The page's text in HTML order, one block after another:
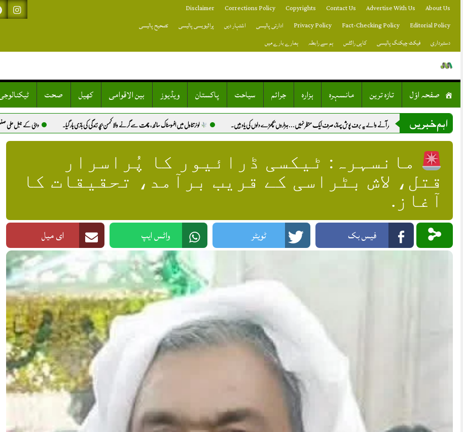
to
About Us
Advertise With Us
Contact Us
Copyrights
Corrections Policy
Disclaimer
Editorial Policy
Fact-Checking Policy
Privacy Policy ادارتی پالیسی اشتہار دیں پرائیویسی پالیسی
تصحیح پالیسی
دستبرداری
فیکٹ چیکنگ پالیسی کاپی رائٹس ہم سے رابطہ ہمارے بارے میں
صفحہ اوّل تازہ ترین مانسہرہ ہزارہ جرائم سیاحت پاکستان ویڈیوز بین الاقوامی کھیل صحت
اہم خبریں
بارش کے بعد نظر آنے والے یہ برف پوش پہاڑ، صرف ایک منظر نہیں… ہزاروں بچھڑے دلوں کی یاد ہیں. لوئرتناول میں افسوسناک سانحہ، چھت سے گرنے والا کمسن بچہ زندگی کی بازی ہار گیا. دبئی کے جبل علی صنعتی علاقے میں
مانسہرہ: ٹیکسی ڈرائیور کا پُراسرار
قتل، لاش بٹراسی کے قریب برآمد، تحقیقات کا
آغاز.
فیس بک ٹویٹر واٹس ایپ ای میل